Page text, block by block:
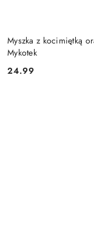
Myszka z kocimiętką
Mykotek
Cena:
24.99